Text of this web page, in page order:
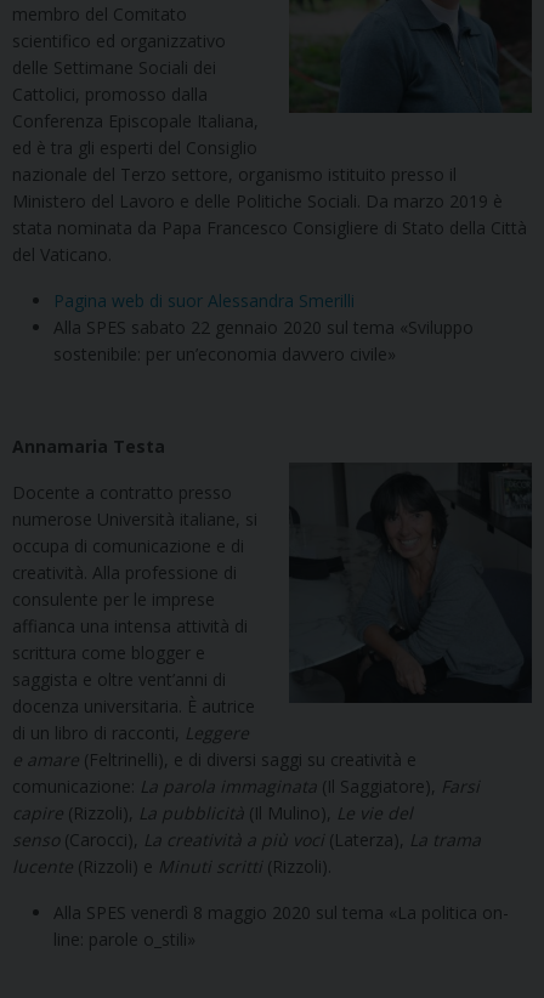
membro del Comitato
scientifico ed organizzativo
delle Settimane Sociali dei
Cattolici, promosso dalla
Conferenza Episcopale Italiana,
ed è tra gli esperti del Consiglio
nazionale del Terzo settore, organismo istituito presso il
Ministero del Lavoro e delle Politiche Sociali. Da marzo 2019 è
stata nominata da Papa Francesco Consigliere di Stato della Città
del Vaticano.
Pagina web di suor Alessandra Smerilli
Alla SPES sabato 22 gennaio 2020 sul tema «Sviluppo
sostenibile: per un’economia davvero civile»
Annamaria Testa
Docente a contratto presso
numerose Università italiane, si
occupa di comunicazione e di
creatività. Alla professione di
consulente per le imprese
affianca una intensa attività di
scrittura come blogger e
saggista e oltre vent’anni di
docenza universitaria. È autrice
di un libro di racconti, Leggere
e amare (Feltrinelli), e di diversi saggi su creatività e
comunicazione: La parola immaginata (Il Saggiatore), Farsi
capire (Rizzoli), La pubblicità (Il Mulino), Le vie del
senso (Carocci), La creatività a più voci (Laterza), La trama
lucente (Rizzoli) e Minuti scritti (Rizzoli).
Alla SPES venerdì 8 maggio 2020 sul tema «La politica on-
line: parole o_stili»